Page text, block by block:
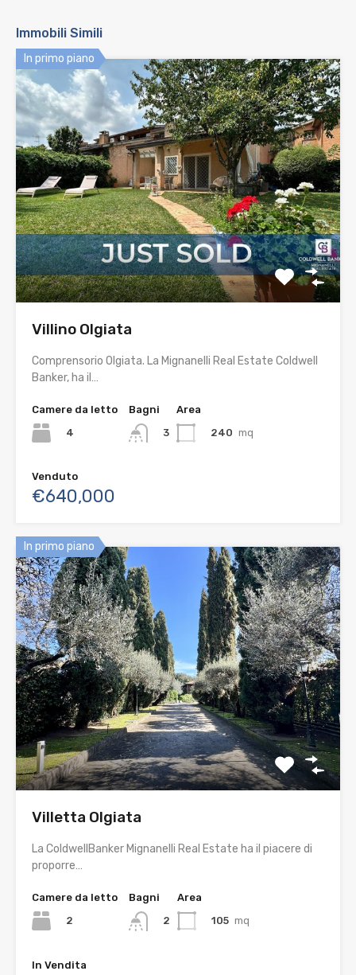
Immobili Simili
In primo piano
Villino Olgiata
Comprensorio Olgiata. La Mignanelli Real Estate Coldwell
Banker, ha il…
Camere da letto
4
Bagni
3
Area
240 mq
Venduto
€640,000
In primo piano
Villetta Olgiata
La ColdwellBanker Mignanelli Real Estate ha il piacere di
proporre…
Camere da letto
2
Bagni
2
Area
105 mq
In Vendita